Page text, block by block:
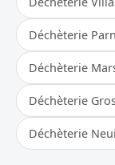
Déchèterie
Déchèterie
Déchèterie
Déchèterie